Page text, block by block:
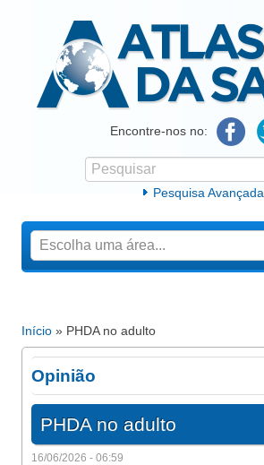
Atlas da SaúdeEncontre-nos no:
Formulário de procura
Pesquisar
Pesquisa Avançada
Está aqui
Início » PHDA no adulto
Opinião
PHDA no adulto
16/06/2026 - 06:59